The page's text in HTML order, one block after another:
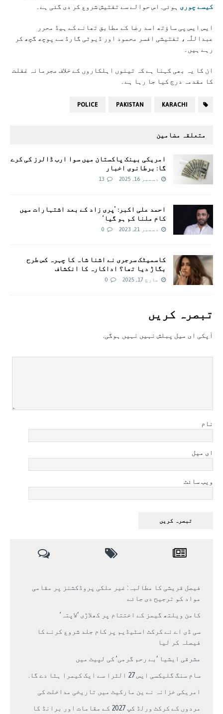
کیسے چوری ہوئی. اس حوالے سے تفتیش شروع کر دی گئی ہے۔
ایس ایس پی ساؤتھ اسد رضا کے مطابق تھانے کے ہیڈ محرر
عبداللّٰہ، تفتیشی افسر محمود اور ڈیوٹی گارڈ سے پوچھ گچھ کر
رہے ہیں۔
ان کا یہ بھی کہنا ہے کہ تینوں اہلکاروں کے خلاف مجرمانہ غفلت
کا مقدمہ درج کیا جا رہا ہے۔
KARACHI
PAKISTAN
POLICE
متعلقہ مضامین
امریکی بینک پاکستان میں سوا ارب ڈالرز کی کرے
گا: برطانوی اخبار
دسمبر 16, 2025 13
احمد علی اکبر: ’پری زاد کے بعد اشتہارات میں
کام ملنا کم ہو گیا‘
دسمبر 21, 2023 0
کاسمیٹک سرجری نے اشنا شاہ کا چہرہ کس طرح
بگاڑ دیا تھا؟ اداکارہ کا انکشاف
مارچ 17, 2025 0
تبصرہ کريں
آپکی ای ميل پبلش نہيں نہيں ہوگی.
نام
ای میل
ویب سائٹ
فیصل قریشی کا مطالبہ: غیر ملکی پروڈکشنز پر مقامی
مواد کو ترجیح دی جائے
کامن ویلتھ گیمز کے اختتام پر کھلاڑی ‘لاپتہ’
سی ڈی اے نے کرکٹ اسٹیڈیم پر کام جلد شروع کرنے کا
فیصلہ کر لیا
مشرقی ایشیا ‘بے رحم گرمی’ کی لپیٹ میں
سام سنگ گلیکسی ایس 27 الٹرا سے ایک کیمرا ہٹا دے گا.
امریکی خزانہ نے ین مارکیٹ میں تاریخی مداخلت کی
مردوں کے کرکٹ ورلڈ کپ 2027 کے مقامات اور برانڈ کا